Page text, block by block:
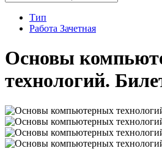
Тип
Работа Зачетная
Основы
технологий.